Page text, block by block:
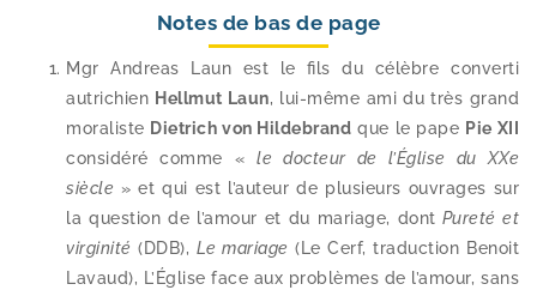
Notes de bas de page
Mgr Andreas Laun est le fils du célèbre conver­ti
autri­chien Hellmut Laun, lui-​même ami du très grand
mora­liste Dietrich von Hildebrand que le pape Pie XII
consi­dé­ré comme «le doc­teur de l’Église du XXe
siècle » et qui est l’auteur de plu­sieurs ouvrages sur
la ques­tion de l’amour et du mariage, dont Pureté et
vir­gi­ni­té (DDB), Le mariage (Le Cerf, tra­duc­tion Benoit
Lavaud), L’Église face aux pro­blèmes de l’amour, sans